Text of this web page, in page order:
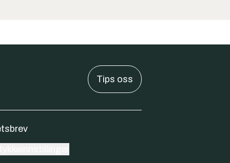
Tips oss